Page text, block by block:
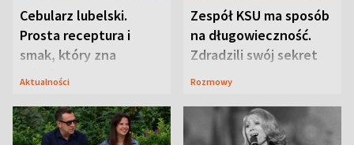
Cebularz lubelski.
Prosta receptura i
smak, który zna
Lubelszczyzna
Aktualności
Zespół KSU ma sposób
na długowieczność.
Zdradzili swój sekret
Rozmowy